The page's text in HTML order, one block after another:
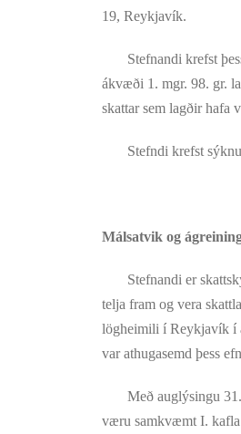
19, Reykjavík.
Stefnandi krefst þess
ákvæði 1. mgr. 98. gr.
skattar sem lagðir hafa
Stefndi krefst sýknu
Málsatvik og
Stefnandi er
telja fram og vera
lögheimili í Reykjavík í
var athugasemd þess
Með auglýsingu 31.
væru samkvæmt I. kafla